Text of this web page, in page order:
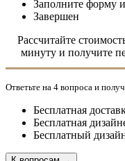
Заполните форму
Завершен
Рассчитайте
минуту и получите
Ответьте на 4 вопроса и
Бесплатная
Бесплатная
Бесплатный